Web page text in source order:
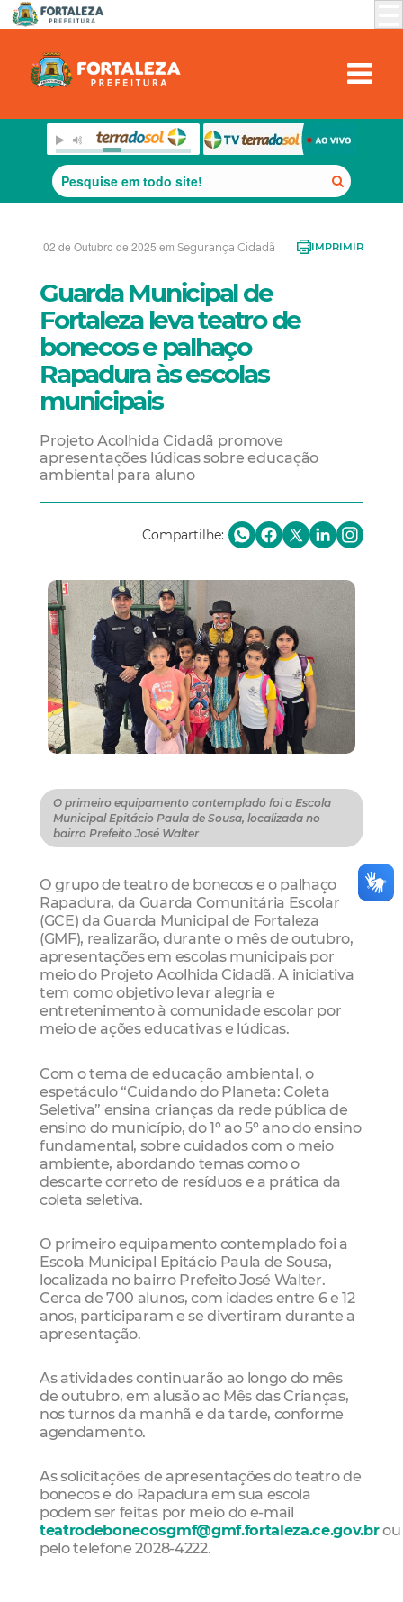
02 de Outubro de 2025 em Segurança Cidadã IMPRIMIR
Guarda Municipal de
Fortaleza leva teatro de
bonecos e palhaço
Rapadura às escolas
municipais
Projeto Acolhida Cidadã promove
apresentações lúdicas sobre educação
ambiental para aluno
Compartilhe:
O primeiro equipamento contemplado foi a Escola
Municipal Epitácio Paula de Sousa, localizada no
bairro Prefeito José Walter
O grupo de teatro de bonecos e o palhaço
Rapadura, da Guarda Comunitária Escolar
(GCE) da Guarda Municipal de Fortaleza
(GMF), realizarão, durante o mês de outubro,
apresentações em escolas municipais por
meio do Projeto Acolhida Cidadã. A iniciativa
tem como objetivo levar alegria e
entretenimento à comunidade escolar por
meio de ações educativas e lúdicas.
Com o tema de educação ambiental, o
espetáculo “Cuidando do Planeta: Coleta
Seletiva” ensina crianças da rede pública de
ensino do município, do 1º ao 5º ano do ensino
fundamental, sobre cuidados com o meio
ambiente, abordando temas como o
descarte correto de resíduos e a prática da
coleta seletiva.
O primeiro equipamento contemplado foi a
Escola Municipal Epitácio Paula de Sousa,
localizada no bairro Prefeito José Walter.
Cerca de 700 alunos, com idades entre 6 e 12
anos, participaram e se divertiram durante a
apresentação.
As atividades continuarão ao longo do mês
de outubro, em alusão ao Mês das Crianças,
nos turnos da manhã e da tarde, conforme
agendamento.
As solicitações de apresentações do teatro de
bonecos e do Rapadura em sua escola
podem ser feitas por meio do e-mail
teatrodebonecosgmf@gmf.fortaleza.ce.gov.brou
pelo telefone 2028-4222.